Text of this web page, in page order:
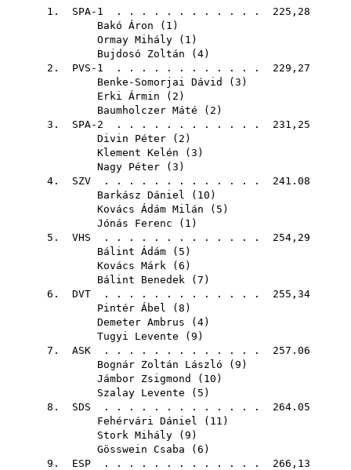
1. SPA-1 . . . . . . . . . . . . 225,28
Bakó Áron ( 1 )
Ormay Mihály ( 1 )
Bujdosó Zoltán ( 4)
2. PVS-1 . . . . . . . . . . . . 229,27
Benke-Somorjai Dávid
( 3 )
Erki Ármin ( 2 )
Baumholczer Máté ( 2 )
3. SPA-2 . . . . . . . . . . . . 231,25
Divin Péter ( 2 )
Klement Kelén ( 3 )
Nagy Péter ( 3 )
4. SZV . . . . . . . . . . . . . 241.08
Barkász Dániel ( 10 )
Kovács Ádám Milán ( 5 )
Jónás Ferenc ( 1 )
5. VHS . . . . . . . . . . . . . 254,29
Bálint Ádám ( 5 )
Kovács Márk ( 6 )
Bálint Benedek ( 7 )
6. DVT . . . . . . . . . . . . . 255,34
Pintér Ábel ( 8 )
Demeter Ambrus ( 4)
Tugyi Levente ( 9 )
7. ASK . . . . . . . . . . . . . 257.06
Bognár Zoltán László ( 9 )
Jámbor Zsigmond
( 10 )
Szalay Levente ( 5 )
8. SDS . . . . . . . . . . . . . 264.05
Fehérvári Dániel ( 11 )
Stork Mihály ( 9 )
Gösswein Csaba ( 6 )
9. ESP . . . . . . . . . . . . . 266,13